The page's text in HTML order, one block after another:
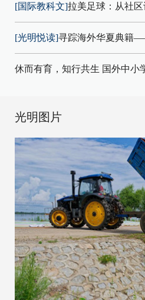
[国际教科文]拉美足球：从社
[光明悦读]寻踪海外华夏典籍
休而有育，知行共生 国外中小
光明图片